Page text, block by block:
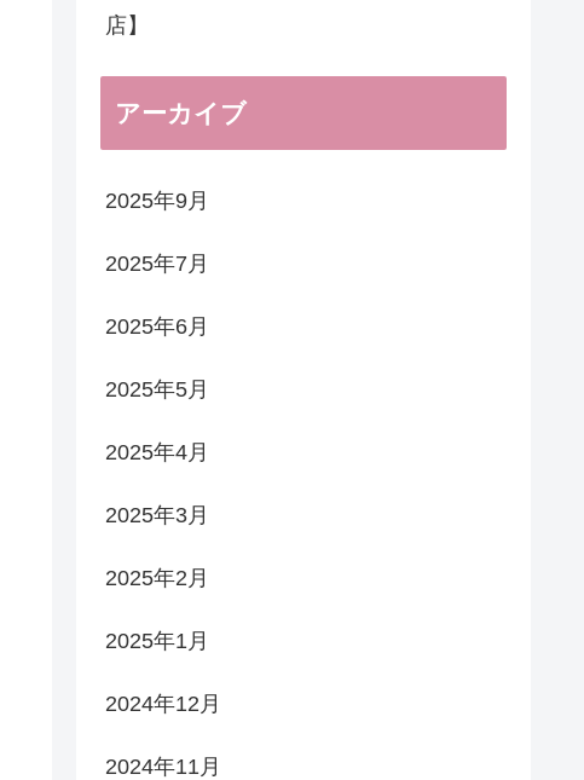
店】
アーカイブ
2025年9月
2025年7月
2025年6月
2025年5月
2025年4月
2025年3月
2025年2月
2025年1月
2024年12月
2024年11月